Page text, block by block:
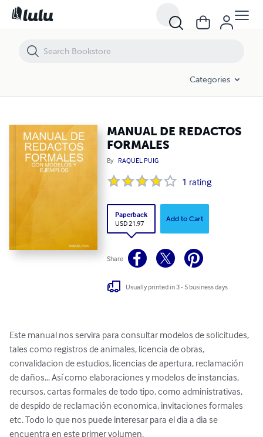
Categories
MANUAL DE REDACTOS
FORMALES
By RAQUEL PUIG
1 rating
Paperback
USD 21.97
Add to Cart
Share
Usually printed in 3 - 5 business days
Este manual nos servira para consultar modelos de solicitudes,
tales como registros de animales, licencia de obras,
convalidacion de estudios, licencias de apertura, reclamación
de daños... Así como elaboraciones y modelos de instancias,
recursos, cartas formales de todo tipo, como administrativas,
de despido de reclamación economica, invitaciones formales
etc. Todo lo que nos puede interesar para el dia a dia se
encuentra en este primer volumen.
MANUAL DE REDACTOS FORMALES